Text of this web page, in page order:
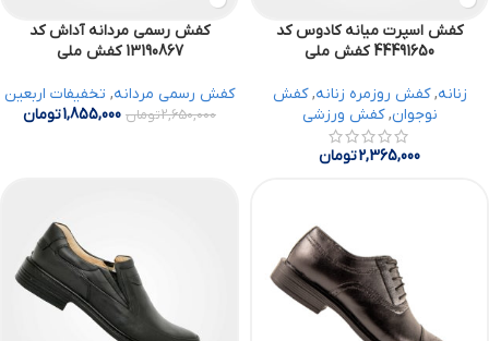
کفش اسپرت میانه کادوس کد
44491650 کفش ملی
زنانه,کفش روزمره زنانه,کفش
نوجوان,کفش ورزشی
2,365,000تومان
کفش رسمی مردانه آداش کد
13190867 کفش ملی
کفش رسمی مردانه, تخفیفات اربعین
2,650,000تومان 1,855,000تومان